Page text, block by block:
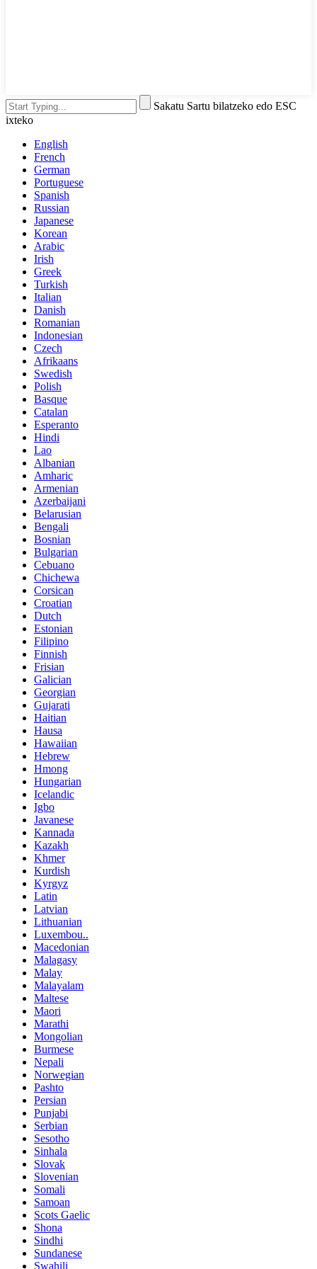
Sakatu Sartu bilatzeko edo ESC
ixteko
English
French
German
Portuguese
Spanish
Russian
Japanese
Korean
Arabic
Irish
Greek
Turkish
Italian
Danish
Romanian
Indonesian
Czech
Afrikaans
Swedish
Polish
Basque
Catalan
Esperanto
Hindi
Lao
Albanian
Amharic
Armenian
Azerbaijani
Belarusian
Bengali
Bosnian
Bulgarian
Cebuano
Chichewa
Corsican
Croatian
Dutch
Estonian
Filipino
Finnish
Frisian
Galician
Georgian
Gujarati
Haitian
Hausa
Hawaiian
Hebrew
Hmong
Hungarian
Icelandic
Igbo
Javanese
Kannada
Kazakh
Khmer
Kurdish
Kyrgyz
Latin
Latvian
Lithuanian
Luxembou..
Macedonian
Malagasy
Malay
Malayalam
Maltese
Maori
Marathi
Mongolian
Burmese
Nepali
Norwegian
Pashto
Persian
Punjabi
Serbian
Sesotho
Sinhala
Slovak
Slovenian
Somali
Samoan
Scots Gaelic
Shona
Sindhi
Sundanese
Swahili